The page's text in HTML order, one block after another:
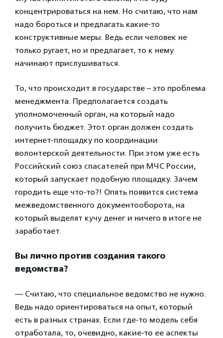
концентрироваться на нем. Но считаю, что нам
надо бороться и предлагать какие-то
конструктивные меры. Ведь если человек не
только ругает, но и предлагает, то к нему
начинают прислушиваться.
То, что происходит в государстве – это проблема
менеджмента. Предполагается создать
уполномоченный орган, на который надо
получить бюджет. Этот орган должен создать
интернет-площадку по координации
волонтерской деятельности. При этом уже есть
Российский союз спасателей при МЧС России,
который запускает подобную площадку. Зачем
городить еще что-то?! Опять появится система
межведомственного документооборота, на
который выделят кучу денег и ничего в итоге не
заработает.
Вы лично против создания такого
ведомства?
— Считаю, что специальное ведомство не нужно.
Ведь надо ориентироваться на опыт, который
есть в разных странах. Если где-то модель себя
отработала, то, очевидно, какие-то ее аспекты